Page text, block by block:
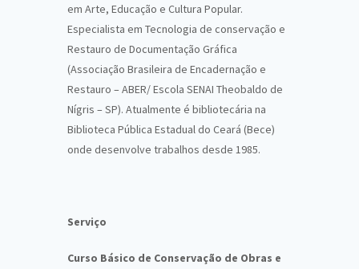
em Arte, Educação e Cultura Popular.
Especialista em Tecnologia de conservação e
Restauro de Documentação Gráfica
(Associação Brasileira de Encadernação e
Restauro – ABER/ Escola SENAI Theobaldo de
Nígris – SP). Atualmente é bibliotecária na
Biblioteca Pública Estadual do Ceará (Bece)
onde desenvolve trabalhos desde 1985.
Serviço
Curso Básico de Conservação de Obras e